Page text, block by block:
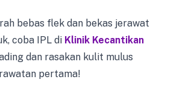
bebas flek dan bekas jerawat
coba IPL di Klinik Kecantikan
dan rasakan kulit mulus
pertama!